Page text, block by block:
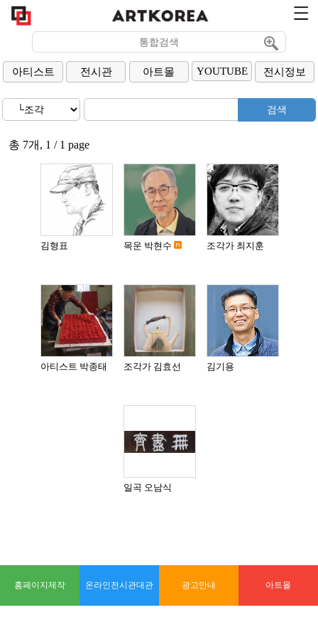
아티스트 전시관 아트몰 YOUTUBE 전시정보
총 7개, 1 / 1 page
김형표 목운 박현수 조각가 최지훈
아티스트 박종태 조각가 김효선 김기용
일곡 오남식
홈페이지제작 온라인전시관대관 광고안내 아트몰